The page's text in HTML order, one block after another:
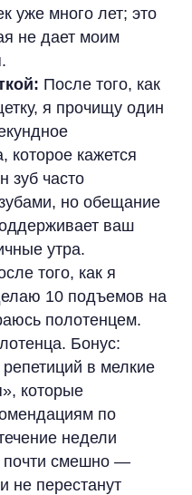
уже много лет; это
не дает моим
После того, как
я прочищу один
которое кажется
часто
но обещание
ваш
утра.
того, как я
10 подъемов на
полотенцем.
Бонус:
в мелкие
которые
по
недели
почти смешно —
не перестанут